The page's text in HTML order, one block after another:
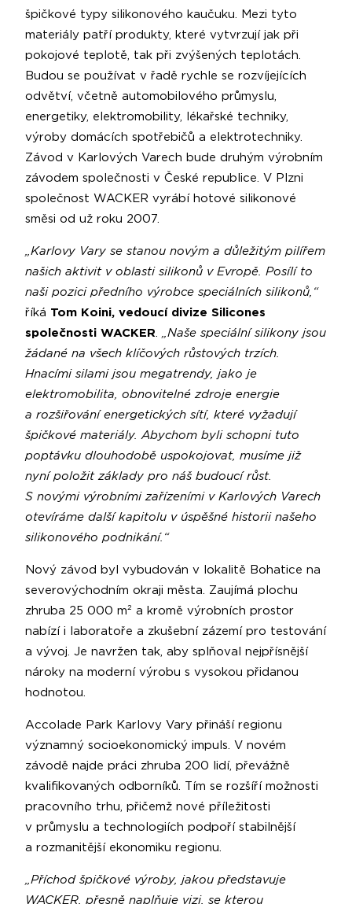
špičkové typy silikonového kaučuku. Mezi tyto
materiály patří produkty, které vytvrzují jak při
pokojové teplotě, tak při zvýšených teplotách.
Budou se používat v řadě rychle se rozvíjejících
odvětví, včetně automobilového průmyslu,
energetiky, elektromobility, lékařské techniky,
výroby domácích spotřebičů a elektrotechniky.
Závod v Karlových Varech bude druhým výrobním
závodem společnosti v České republice. V Plzni
společnost WACKER vyrábí hotové silikonové
směsi od už roku 2007.
„Karlovy Vary se stanou novým a důležitým pilířem
našich aktivit v oblasti silikonů v Evropě. Posílí to
naši pozici předního výrobce speciálních silikonů,“
říká Tom Koini, vedoucí divize Silicones
společnosti WACKER
„Naše speciální silikony jsou
žádané na všech klíčových růstových trzích.
Hnacími silami jsou megatrendy, jako je
elektromobilita, obnovitelné zdroje energie
a rozšiřování energetických sítí, které vyžadují
špičkové materiály. Abychom byli schopni tuto
poptávku dlouhodobě uspokojovat, musíme již
nyní položit základy pro náš budoucí růst.
S novými výrobními zařízeními v Karlových Varech
otevíráme další kapitolu v úspěšné historii našeho
silikonového podnikání.“
Nový závod byl vybudován v lokalitě Bohatice na
severovýchodním okraji města. Zaujímá plochu
zhruba 25 000 m² a kromě výrobních prostor
nabízí i laboratoře a zkušební zázemí pro testování
a vývoj. Je navržen tak, aby splňoval nejpřísnější
nároky na moderní výrobu s vysokou přidanou
hodnotou.
Accolade Park Karlovy Vary přináší regionu
významný socioekonomický impuls. V novém
závodě najde práci zhruba 200 lidí, převážně
kvalifikovaných odborníků. Tím se rozšíří možnosti
pracovního trhu, přičemž nové příležitosti
v průmyslu a technologiích podpoří stabilnější
a rozmanitější ekonomiku regionu.
„Příchod špičkové výroby, jakou představuje
WACKER, přesně naplňuje vizi, se kterou